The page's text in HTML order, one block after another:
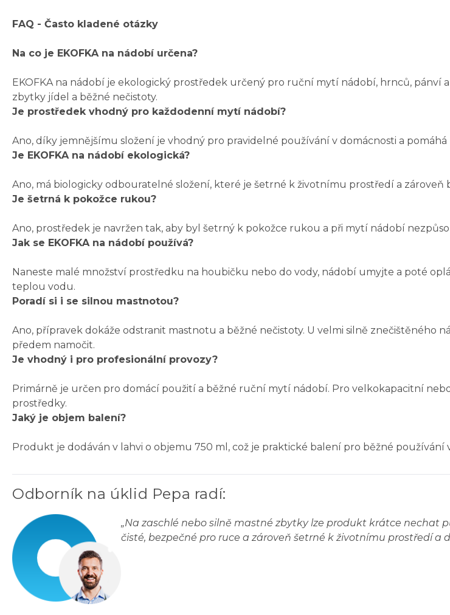
FAQ - Často kladené otázky
Na co je EKOFKA na nádobí určena?
EKOFKA na nádobí je ekologický prostředek určený pro ruční mytí nádobí, hrnců,
zbytky jídel a běžné nečistoty.
Je prostředek vhodný pro každodenní mytí nádobí?
Ano, díky jemnějšímu složení je vhodný pro pravidelné používání v domácnosti a
Je EKOFKA na nádobí ekologická?
Ano, má biologicky odbouratelné složení, které je šetrné k životnímu prostředí a
Je šetrná k pokožce rukou?
Ano, prostředek je navržen tak, aby byl šetrný k pokožce rukou a při mytí nádobí
Jak se EKOFKA na nádobí používá?
Naneste malé množství prostředku na houbičku nebo do vody, nádobí umyjte a poté
teplou vodu.
Poradí si i se silnou mastnotou?
Ano, přípravek dokáže odstranit mastnotu a běžné nečistoty. U velmi silně
předem namočit.
Je vhodný i pro profesionální provozy?
Primárně je určen pro domácí použití a běžné ruční mytí nádobí. Pro velkokapacitní
prostředky.
Jaký je objem balení?
Produkt je dodáván v lahvi o objemu 750 ml, což je praktické balení pro běžné používání
Odborník na úklid Pepa radí:
„Na zaschlé nebo silně mastné zbytky lze produkt krátce
čisté, bezpečné pro ruce a zároveň šetrné k životnímu prostředí a